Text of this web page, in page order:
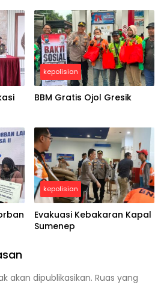
kepolisian
BBM Gratis Ojol Gresik
kepolisian
Evakuasi Kebakaran Kapal
Sumenep
akan dipublikasikan. Ruas yang